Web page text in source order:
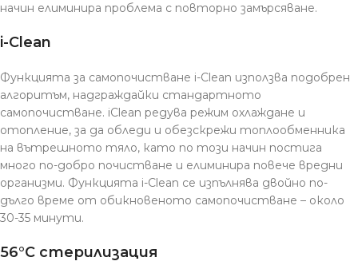
начин елиминира проблема с повторно замърсяване.
i-Clean
Функцията за самопочистване i-Clean използва подобрен
алгоритъм, надграждайки стандартното
самопочистване. iClean редува режим охлаждане и
отопление, за да обледи и обезскрежи топлообменника
на вътрешното тяло, кaто по този начин постига
много по-добро почистване и елиминира повече вредни
организми. Функцията i-Clean се изпълнява двойно по-
дълго време от обикновеното самопочистване – около
30-35 минути.
56°C стерилизация